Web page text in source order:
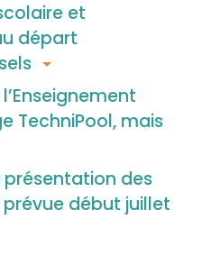
et
départ
TechniPool, mais
présentation des
début juillet